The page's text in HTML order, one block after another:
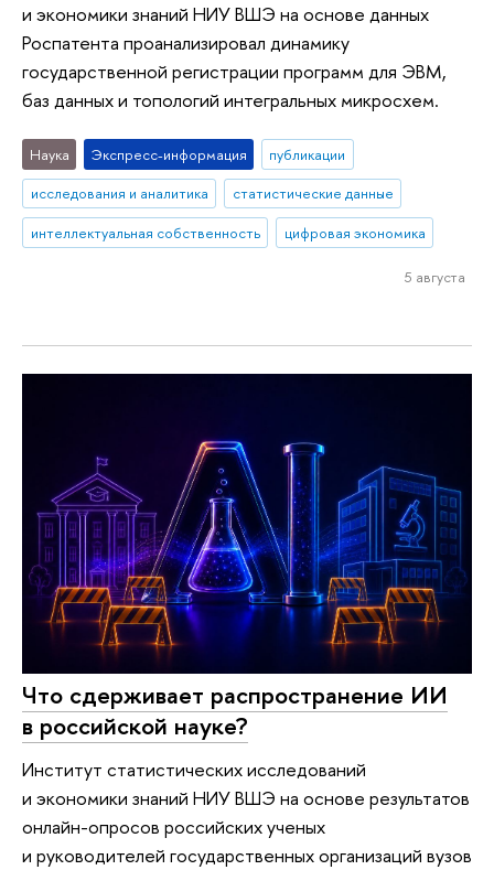
и экономики знаний НИУ ВШЭ на основе данных
Роспатента проанализировал динамику
государственной регистрации программ для ЭВМ,
баз данных и топологий интегральных микросхем.
Наука Экспресс-информация
публикации
исследования и аналитика
статистические данные
интеллектуальная собственность
цифровая экономика
5 августа
Что сдерживает распространение ИИ
в российской науке?
Институт статистических исследований
и экономики знаний НИУ ВШЭ на основе результатов
онлайн-опросов российских ученых
и руководителей государственных организаций вузов